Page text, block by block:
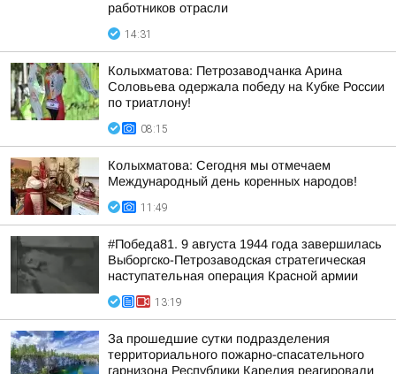
работников отрасли
14:31
Колыхматова: Петрозаводчанка Арина
Соловьева одержала победу на Кубке России
по триатлону!
08:15
Колыхматова: Сегодня мы отмечаем
Международный день коренных народов!
11:49
#Победа81. 9 августа 1944 года завершилась
Выборгско-Петрозаводская стратегическая
наступательная операция Красной армии
13:19
За прошедшие сутки подразделения
территориального пожарно-спасательного
гарнизона Республики Карелия реагировали